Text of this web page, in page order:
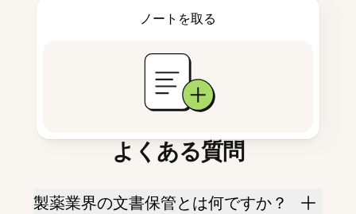
ノートを取る
よくある質問
製薬業界の文書保管とは何ですか？